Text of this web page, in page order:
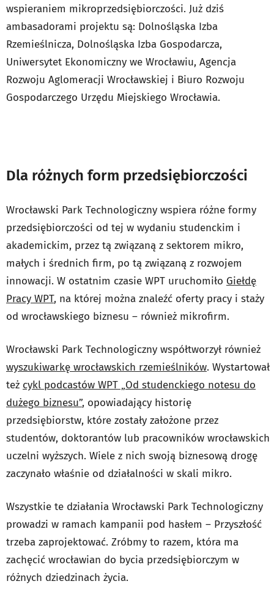
wspieraniem mikroprzedsiębiorczości. Już dziś
ambasadorami projektu są: Dolnośląska Izba
Rzemieślnicza, Dolnośląska Izba Gospodarcza,
Uniwersytet Ekonomiczny we Wrocławiu, Agencja
Rozwoju Aglomeracji Wrocławskiej i Biuro Rozwoju
Gospodarczego Urzędu Miejskiego Wrocławia.
Dla różnych form przedsiębiorczości
Wrocławski Park Technologiczny wspiera różne formy
przedsiębiorczości od tej w wydaniu studenckim i
akademickim, przez tą związaną z sektorem mikro,
małych i średnich firm, po tą związaną z rozwojem
innowacji. W ostatnim czasie WPT uruchomiło Giełdę
Pracy WPT, na której można znaleźć oferty pracy i staży
od wrocławskiego biznesu – również mikrofirm.
Wrocławski Park Technologiczny współtworzył również
wyszukiwarkę wrocławskich rzemieślników. Wystartował
też cykl podcastów WPT „Od studenckiego notesu do
dużego biznesu”, opowiadający historię
przedsiębiorstw, które zostały założone przez
studentów, doktorantów lub pracowników wrocławskich
uczelni wyższych. Wiele z nich swoją biznesową drogę
zaczynało właśnie od działalności w skali mikro.
Wszystkie te działania Wrocławski Park Technologiczny
prowadzi w ramach kampanii pod hasłem – Przyszłość
trzeba zaprojektować. Zróbmy to razem, która ma
zachęcić wrocławian do bycia przedsiębiorczym w
różnych dziedzinach życia.